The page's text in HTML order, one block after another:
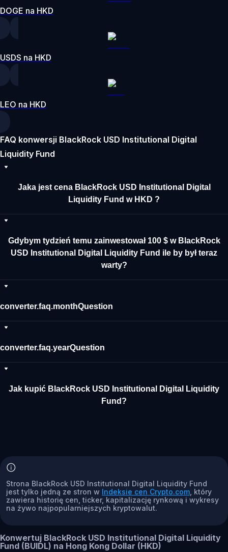
DOGE na HKD
USDS na HKD
LEO na HKD
FAQ konwersji BlackRock USD Institutional Digital
Liquidity Fund
Jaka jest cena BlackRock USD Institutional Digital
Liquidity Fund w HKD ?
Gdybym tydzień temu zainwestował 100 $ w BlackRock
USD Institutional Digital Liquidity Fund ile by był teraz
warty?
converter.faq.monthQuestion
converter.faq.yearQuestion
Jak kupić BlackRock USD Institutional Digital Liquidity
Fund?
Strona BlackRock USD Institutional Digital Liquidity Fund
jest tylko jedną ze stron w Indeksie cen Crypto.com , który
zawiera historię cen, ticker, kapitalizację rynkową i wykresy
na żywo najpopularniejszych kryptowalut.
Konwertuj BlackRock USD Institutional Digital Liquidity
Fund (BUIDL) na Hong Kong Dollar (HKD)